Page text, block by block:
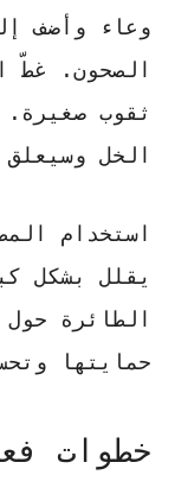
وعاء وأضف
الصحون. غطّ
ثقوب
الخل
استخدام
يقلل بشكل
الطائرة
حمايتها
خطوات